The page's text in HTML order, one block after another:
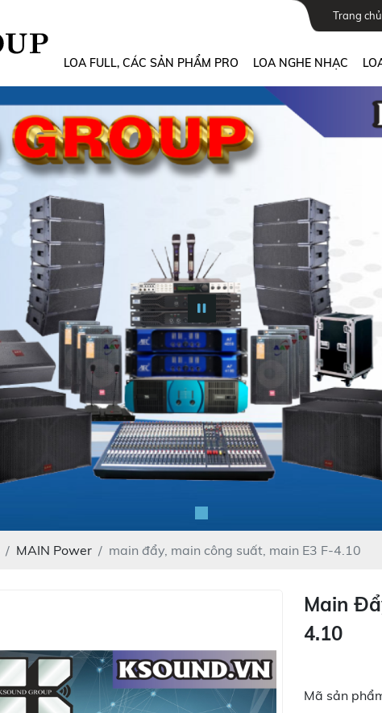
Trang chủ
LOA FULL, CÁC SẢN PHẨM PRO LOA NGHE NHẠC
MAIN Power main đẩy, main công suất, main E3 F-4.10
Main
4.10
Mã sản